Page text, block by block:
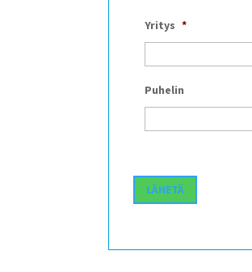
Yritys *
Puhelin